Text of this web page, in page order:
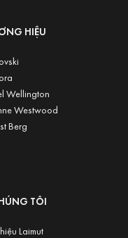
HIỆU
Wellington
Westwood
Berg
TÔI
Laimut